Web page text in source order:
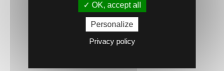
OK, accept all
Personalize
Privacy policy